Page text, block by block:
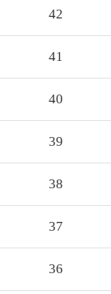
42
41
40
39
38
37
36